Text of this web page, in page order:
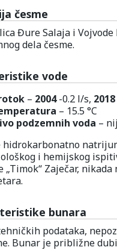
česme
Đure Salaja i
dela česme.
vode
– 2004-0.2 l/s, 2018
– 15.5 °C
podzemnih voda –
hidrokarbonatno
i hemijskog
„Timok“ Zaječar,
bunara
podataka,
Bunar je približne